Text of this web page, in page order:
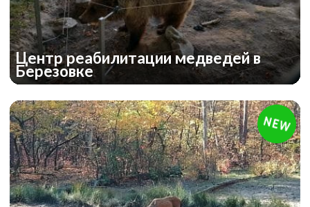
Центр реабилитации медведей в
Березовке